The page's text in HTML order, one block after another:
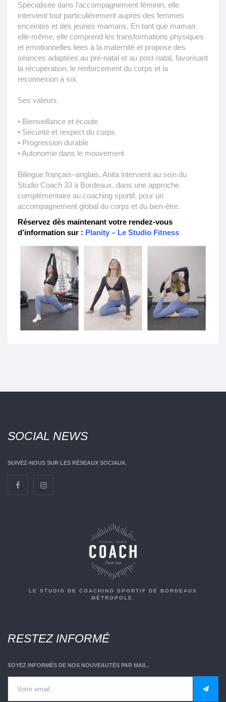
Spécialisée dans l’accompagnement féminin, elle
intervient tout particulièrement auprès des femmes
enceintes et des jeunes mamans. En tant que maman
elle-même, elle comprend les transformations physiques
et émotionnelles liées à la maternité et propose des
séances adaptées au pré-natal et au post-natal, favorisant
la récupération, le renforcement du corps et la
reconnexion à soi.
Ses valeurs
• Bienveillance et écoute
• Sécurité et respect du corps
• Progression durable
• Autonomie dans le mouvement
Bilingue français–anglais, Anita intervient au sein du
Studio Coach 33 à Bordeaux, dans une approche
complémentaire au coaching sportif, pour un
accompagnement global du corps et du bien-être.
Réservez dès maintenant votre rendez-vous
d’information sur : Planity – Le Studio Fitness
SOCIAL NEWS
SUIVEZ-NOUS SUR LES RÉSEAUX SOCIAUX.
LE STUDIO DE COACHING SPORTIF DE BORDEAUX
MÉTROPOLE.
RESTEZ INFORMÉ
SOYEZ INFORMÉS DE NOS NOUVEAUTÉS PAR MAIL.